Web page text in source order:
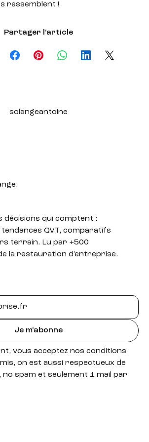
ressemblent !
Partager l'article
solangeantoine
décisions qui comptent :
QVT, comparatifs
terrain. Lu par +500
la restauration d'entreprise.
Je m'abonne
vous acceptez nos conditions
on est aussi respectueux de
spam et seulement 1 mail par